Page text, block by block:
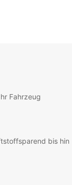
Fahrzeug
bis hin